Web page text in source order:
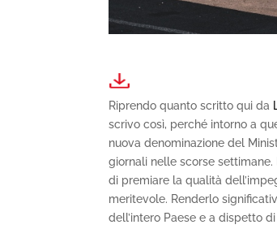
Riprendo quanto scritto qui da
scrivo così, perché intorno a
nuova denominazione del
giornali nelle scorse
di premiare la qualità
meritevole. Renderlo
dell’intero Paese e a dispetto